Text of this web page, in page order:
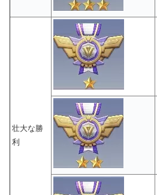
壮大な勝
利